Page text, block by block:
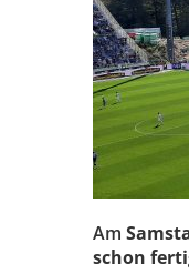
Am
schon